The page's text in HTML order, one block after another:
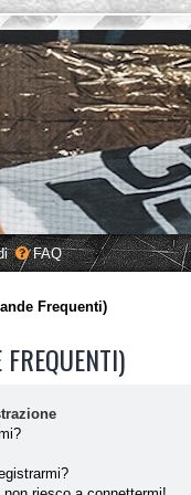
FAQ
Frequenti)